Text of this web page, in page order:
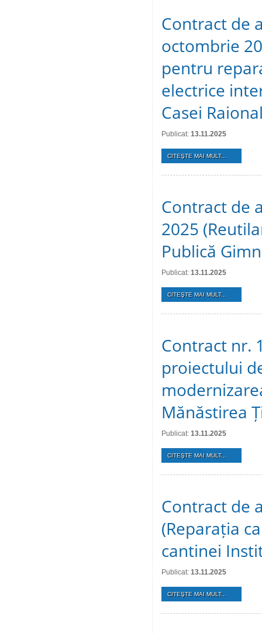
Contract de
octombrie
pentru
electrice
Casei
Publicat: 13.11.2025
CITEŞTE MAI MULT...
Contract de
2025
Publică
Publicat: 13.11.2025
CITEŞTE MAI MULT...
Contract nr.
proiectului
Mănăstirea
Publicat: 13.11.2025
CITEŞTE MAI MULT...
Contract de
(Reparația
cantinei
Publicat: 13.11.2025
CITEŞTE MAI MULT...